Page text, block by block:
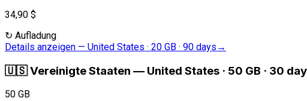
34,90 $
↻ Aufladung
Details anzeigen — United States · 20 GB · 90 days →
🇺🇸Vereinigte Staaten — United States · 50 GB · 30
50 GB